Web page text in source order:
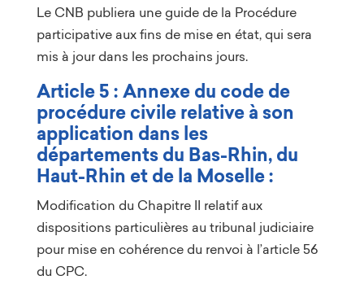
Le CNB publiera une guide de la Procédure
participative aux fins de mise en état, qui sera
mis à jour dans les prochains jours.
Article 5 : Annexe du code de
procédure civile relative à son
application dans les
départements du Bas-Rhin, du
Haut-Rhin et de la Moselle :
Modification du Chapitre II relatif aux
dispositions particulières au tribunal judiciaire
pour mise en cohérence du renvoi à l’article 56
du CPC.